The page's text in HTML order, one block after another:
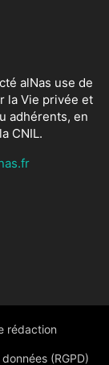
alNas use de
la Vie privée et
adhérents, en
CNIL.
rédaction
(RGPD)